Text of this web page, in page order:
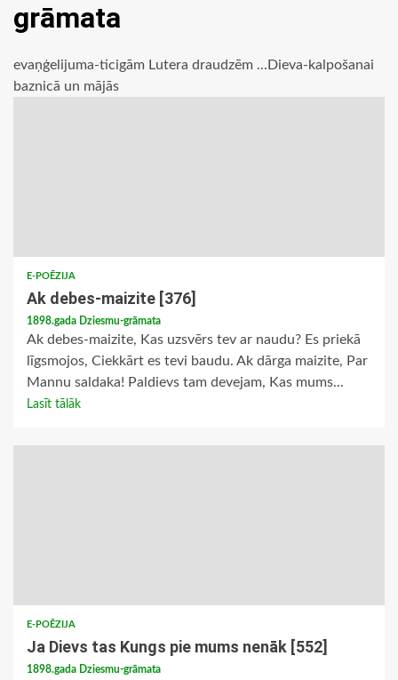
grāmata
evaņģelijuma-ticigām Lutera draudzēm ...Dieva-kalpošanai
baznicā un mājās
E-POĒZIJA
Ak debes-maizite [376]
1898.gada Dziesmu-grāmata
Ak debes-maizite, Kas uzsvērs tev ar naudu? Es priekā
līgsmojos, Ciekkārt es tevi baudu. Ak dārga maizite, Par
Mannu saldaka! Paldievs tam devejam, Kas mums...
Lasīt tālāk
E-POĒZIJA
Ja Dievs tas Kungs pie mums nenāk [552]
1898.gada Dziesmu-grāmata